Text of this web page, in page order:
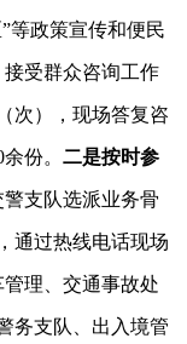
等政策宣传和便民
受群众咨询工作
次），现场答复咨
份。 二是按时参
支队选派业务骨
通过热线电话现场
理、交通事故处
务支队、出入境管